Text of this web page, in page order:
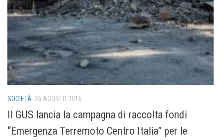
SOCIETÀ 26 AGOSTO 2016
Il GUS lancia la campagna di raccolta fondi
“Emergenza Terremoto Centro Italia” per le